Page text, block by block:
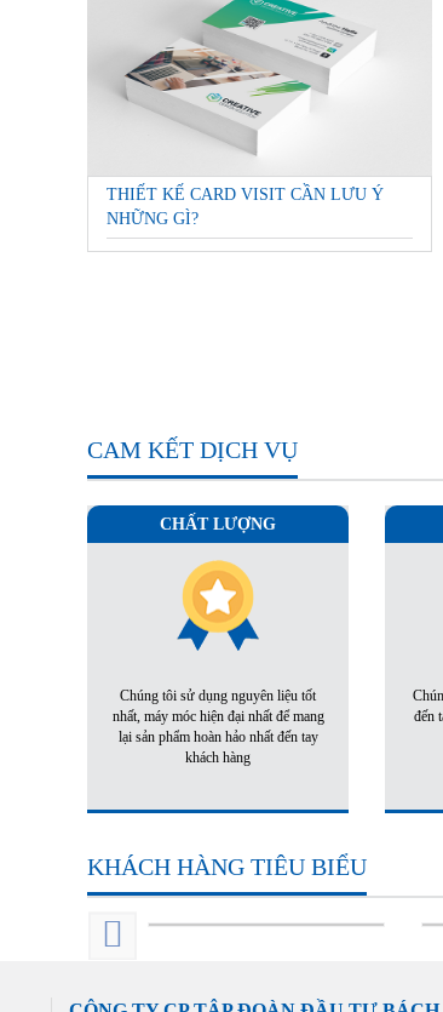
THIẾT KẾ CARD VISIT CẦN LƯU Ý
NHỮNG GÌ?
CAM KẾT DỊCH VỤ
CHẤT LƯỢNG
Chúng tôi sử dụng nguyên liệu tốt
nhất, máy móc hiện đại nhất để mang
lại sản phẩm hoàn hảo nhất đến tay
khách hàng
đến
KHÁCH HÀNG TIÊU BIỂU